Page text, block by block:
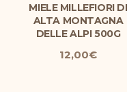
MIELE MILLEFIORI DI
ALTA MONTAGNA
DELLE ALPI 500G
12,00€